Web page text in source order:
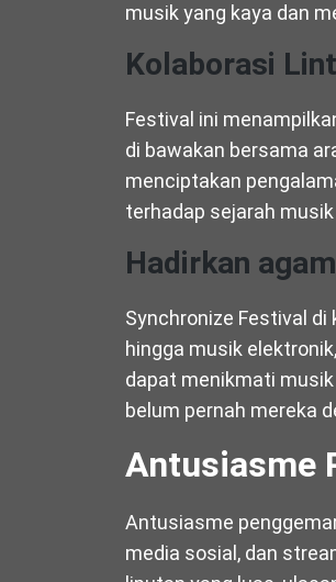
musik yang kaya dan
Kolaborasi
Festival ini
di bawakan bersama
menciptakan
terhadap sejarah
Hadirkan
Synchronize Festival di
hingga musik
dapat menikmati
belum pernah mereka
Antusiasme
Antusiasme
media sosial, dan